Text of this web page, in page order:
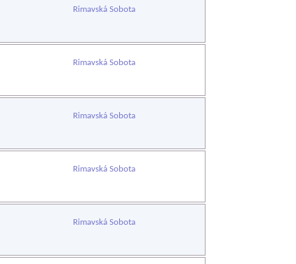
Rimavská Sobota
Rimavská Sobota
Rimavská Sobota
Rimavská Sobota
Rimavská Sobota